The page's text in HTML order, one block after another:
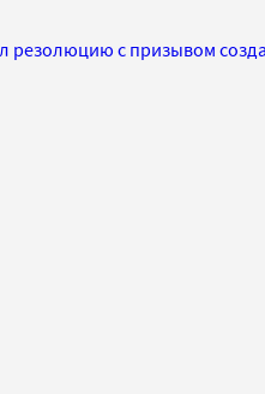
резолюцию с призывом